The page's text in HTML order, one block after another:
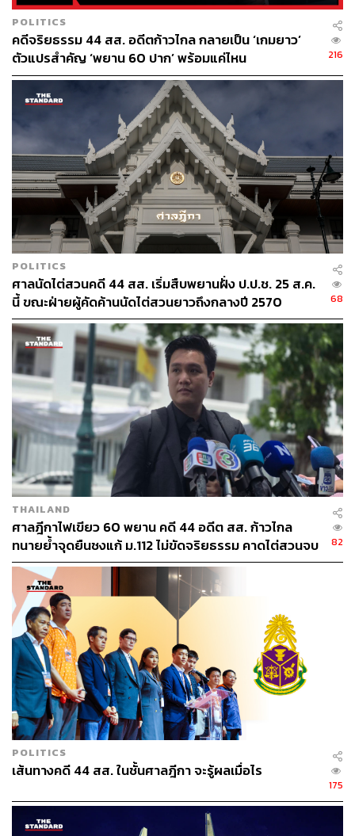
ก็ปฏิบัติตามคำสั่งของศาลรัฐธรรมนูญที่มีออกมาเบื้องต้น
ก่อน แต่ยืนยันว่าการพูดนอกสภาคือการอธิบายให้เห็นถึงการ
แก้ไขกฎหมายทุกมาตราของประเทศนี้ ไม่ใช่การล้มล้าง
TAGS: ม.112 การนิรโทษกรรม
พรรคก้าวไกล
คดีทางการเมือง
กรุณพล เทียนสุวรรณ
พ.ร.บ.นิรโทษกรรม
428
ABOUT THE AUTHOR
THE STANDARD TEAM
กองบรรณาธิการ THE STANDARD
ABOUT THE PHOTOGRAPHER
ฐานิส สุดโต
บรรณาธิการภาพ ประจำสำนักข่าว THE
STANDARD
POLITICS
คดีจริยธรรม 44 สส. อดีตก้าวไกล กลายเป็น ‘เกมยาว’
ตัวแปรสำคัญ ‘พยาน 60 ปาก’ พร้อมแค่ไหน
216
POLITICS
ศาลนัดไต่สวนคดี 44 สส. เริ่มสืบพยานฝั่ง ป.ป.ช. 25 ส.ค.
นี้ ขณะฝ่ายผู้คัดค้านนัดไต่สวนยาวถึงกลางปี 2570
68
THAILAND
ศาลฎีกาไฟเขียว 60 พยาน คดี 44 อดีต สส. ก้าวไกล
ทนายย้ำจุดยืนชงแก้ ม.112 ไม่ขัดจริยธรรม คาดไต่สวนจบ
พฤษภาคมปี 2570
82
POLITICS
เส้นทางคดี 44 สส. ในชั้นศาลฎีกา จะรู้ผลเมื่อไร
175